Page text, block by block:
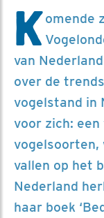
Komende
van
over de
vogelstand in
voor zich:
vogelsoorten,
vallen op het
Nederland
haar boek